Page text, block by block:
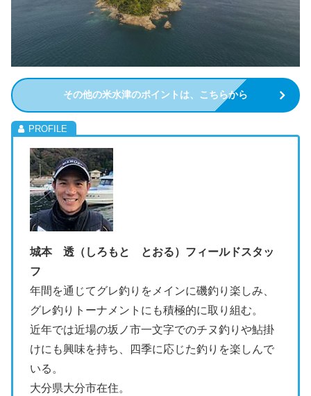
その他の米水津のポイントは、こちらから
城本 透（しろもと とおる）フィールドスタッ
フ
年間を通じてグレ釣りをメインに磯釣り楽しみ、
グレ釣りトーナメントにも積極的に取り組む。
近年では近場の坂ノ市一文字でのチヌ釣りや鮎掛
けにも興味を持ち、四季に応じた釣りを楽しんで
いる。
大分県大分市在住。